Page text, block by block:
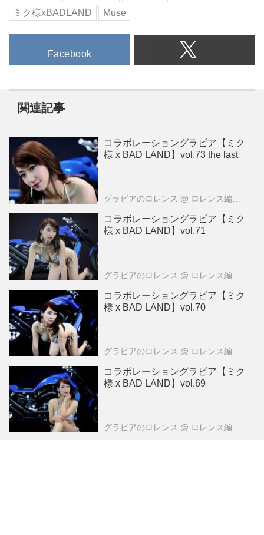
ミク様xBADLAND
Muse
Facebook
関連記事
コラボレーショングラビア【ミク
様 x BAD LAND】vol.73 the last
グラビアのロレンス @ ロレンス編集部
コラボレーショングラビア【ミク
様 x BAD LAND】vol.71
グラビアのロレンス @ ロレンス編集部
コラボレーショングラビア【ミク
様 x BAD LAND】vol.70
グラビアのロレンス @ ロレンス編集部
コラボレーショングラビア【ミク
様 x BAD LAND】vol.69
グラビアのロレンス @ ロレンス編集部